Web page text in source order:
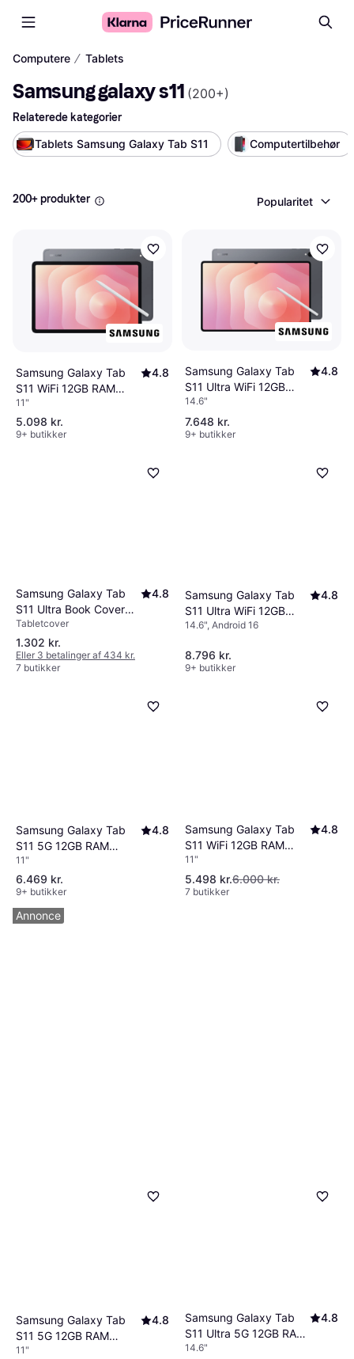
Computere ∕ Tablets
Samsung galaxy s11 (200+)
Relaterede kategorier
Tablets Samsung Galaxy Tab S11
Computertilbehør
200+ produkter Popularitet
Samsung Galaxy Tab
S11 WiFi 12GB RAM
128GB Grey
4.8
11"
5.098 kr.
9+ butikker
Samsung Galaxy Tab
S11 Ultra WiFi 12GB
RAM 256GB Grey
4.8
14.6"
7.648 kr.
9+ butikker
Samsung Galaxy Tab
S11 Ultra Book Cover
Keyboard Slim
4.8
Tabletcover
1.302 kr.
Eller 3 betalinger af 434 kr.
7 butikker
Samsung Galaxy Tab
S11 Ultra WiFi 12GB
RAM 512GB Grey
4.8
14.6", Android 16
8.796 kr.
9+ butikker
Samsung Galaxy Tab
S11 5G 12GB RAM
128GB Grey
4.8
11"
6.469 kr.
9+ butikker
Samsung Galaxy Tab
S11 WiFi 12GB RAM
128GB Silver
4.8
11"
5.498 kr.6.000 kr.
7 butikker
Samsung Galaxy Tab
S11 5G 12GB RAM
256GB Grey
4.8
11"
Samsung Galaxy Tab
S11 Ultra 5G 12GB RAM
256GB Silver
4.8
14.6"
Annonce